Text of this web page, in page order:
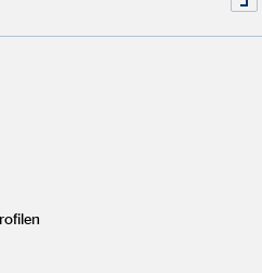
Selbstbestimmung und
stehen im
da jede*r Kund*in
Als OVB-Berater*in
richtigen finanziellen